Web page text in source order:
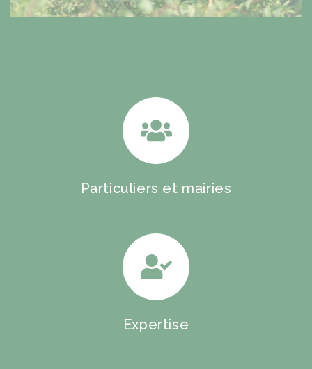
Particuliers et mairies
Expertise